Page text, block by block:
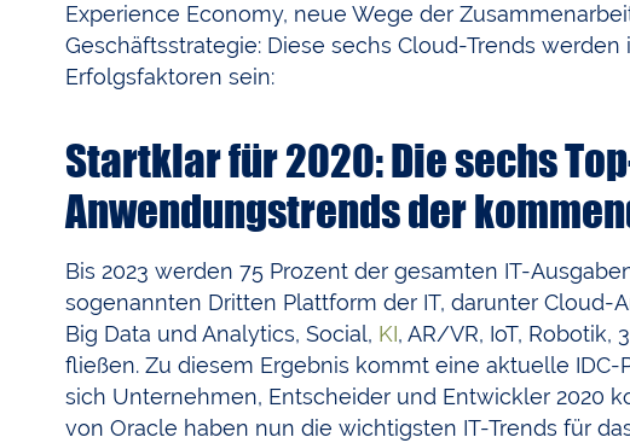
Experience Economy, neue Wege der
Geschäftsstrategie: Diese sechs Cloud-Trends
Erfolgsfaktoren sein:
Startklar für 2020: Die sechs
Anwendungstrends der
Bis 2023 werden 75 Prozent der gesamten IT-
sogenannten Dritten Plattform der IT, darunter Cloud-
Big Data und Analytics, Social, KI, AR/VR, IoT, Robotik,
fließen. Zu diesem Ergebnis kommt eine aktuelle IDC-
sich Unternehmen, Entscheider und Entwickler 2020
von Oracle haben nun die wichtigsten IT-Trends für